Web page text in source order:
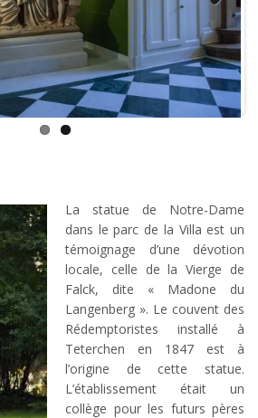
Next
La statue de Notre-Dame
dans le parc de la Villa est un
témoignage d’une dévotion
locale, celle de la Vierge de
Falck, dite « Madone du
Langenberg ». Le couvent des
Rédemptoristes installé à
Teterchen en 1847 est à
l’origine de cette statue.
L’établissement était un
collège pour les futurs pères